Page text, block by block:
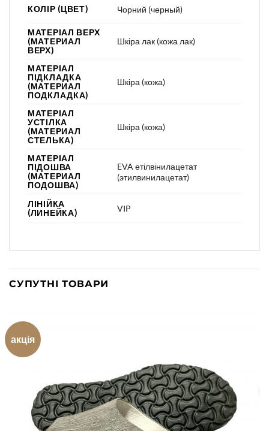
КОЛІР (ЦВЕТ) Чорний (черный)
МАТЕРІАЛ ВЕРХ
(МАТЕРИАЛ
ВЕРХ)
Шкіра лак (кожа лак)
МАТЕРІАЛ
ПІДКЛАДКА
(МАТЕРИАЛ
ПОДКЛАДКА)
Шкіра (кожа)
МАТЕРІАЛ
УСТІЛКА
(МАТЕРИАЛ
СТЕЛЬКА)
Шкіра (кожа)
МАТЕРІАЛ
ПІДОШВА
(МАТЕРИАЛ
ПОДОШВА)
EVA етілвінилацетат
(этилвинилацетат)
ЛІНІЙКА
(ЛИНЕЙКА)
VIP
СУПУТНІ ТОВАРИ
акція